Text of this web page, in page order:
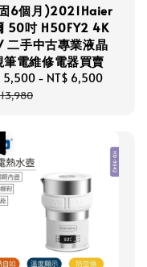
6個月)2021Haier
50吋 H50FY2 4K
二手中古專業液晶
筆電維修電器買賣
5,500 - NT$ 6,500